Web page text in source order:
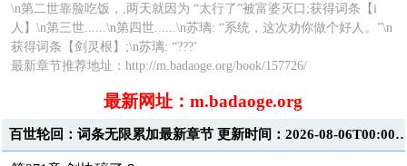
\n第二世靠脸吃饭，,两天就因为 “太行了”被富婆灭口;获得词条【i
人】\n第三世......\n第四世......\n苏璃: “系统，这次劝你做个好人。”\n
获得词条【剑灵根】;\n苏璃: “???’
最新章节推荐地址：http://m.badaoge.org/book/157726/
最新网址：m.badaoge.org
百世轮回：词条无限累加最新章节 更新时间：